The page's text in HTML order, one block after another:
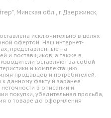
Минская обл., г.Дзержинск,
исключительно в целях
офертой. Наш интернет-
представленные на
и поставщиков, а также в
оставляют за собой
и комплектацию
продавцов и потребителей.
данному факту и заранее
в описании и
покупки, убедительная просьба,
о товаре до оформления